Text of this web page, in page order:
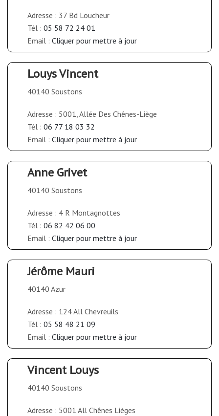
Adresse : 37 Bd Loucheur
Tél : 05 58 72 24 01
Email : Cliquer pour mettre à jour
Louys Vincent
40140 Soustons
Adresse : 5001, Allée Des Chênes-Liège
Tél : 06 77 18 03 32
Email : Cliquer pour mettre à jour
Anne Grivet
40140 Soustons
Adresse : 4 R Montagnottes
Tél : 06 82 42 06 00
Email : Cliquer pour mettre à jour
Jérôme Mauri
40140 Azur
Adresse : 124 All Chevreuils
Tél : 05 58 48 21 09
Email : Cliquer pour mettre à jour
Vincent Louys
40140 Soustons
Adresse : 5001 All Chênes Lièges